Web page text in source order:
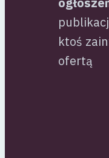
ktoś
ofertą